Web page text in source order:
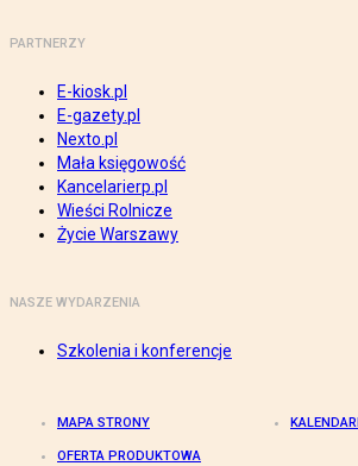
PARTNERZY
E-kiosk.pl
E-gazety.pl
Nexto.pl
Mała księgowość
Kancelarierp.pl
Wieści Rolnicze
Życie Warszawy
NASZE WYDARZENIA
Szkolenia i konferencje
MAPA STRONY
OFERTA PRODUKTOWA